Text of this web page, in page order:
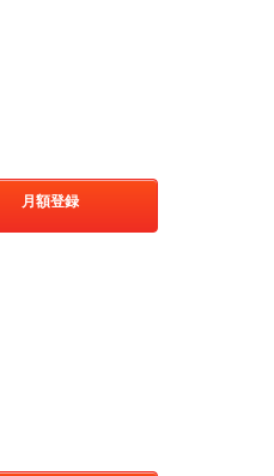
月額登録